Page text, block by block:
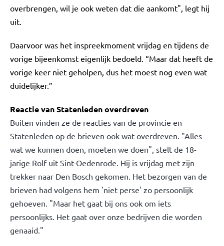
overbrengen, wil je ook weten dat die aankomt", legt hij
uit.
Daarvoor was het inspreekmoment vrijdag en tijdens de
vorige bijeenkomst eigenlijk bedoeld. “Maar dat heeft de
vorige keer niet geholpen, dus het moest nog even wat
duidelijker.”
Reactie van Statenleden overdreven
Buiten vinden ze de reacties van de provincie en
Statenleden op de brieven ook wat overdreven. "Alles
wat we kunnen doen, moeten we doen", stelt de 18-
jarige Rolf uit Sint-Oedenrode. Hij is vrijdag met zijn
trekker naar Den Bosch gekomen. Het bezorgen van de
brieven had volgens hem 'niet perse' zo persoonlijk
gehoeven. "Maar het gaat bij ons ook om iets
persoonlijks. Het gaat over onze bedrijven die worden
genaaid."